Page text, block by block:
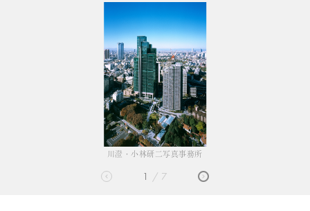
川澄・小林研二写真事務所
1 7